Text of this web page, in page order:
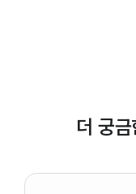
더 궁